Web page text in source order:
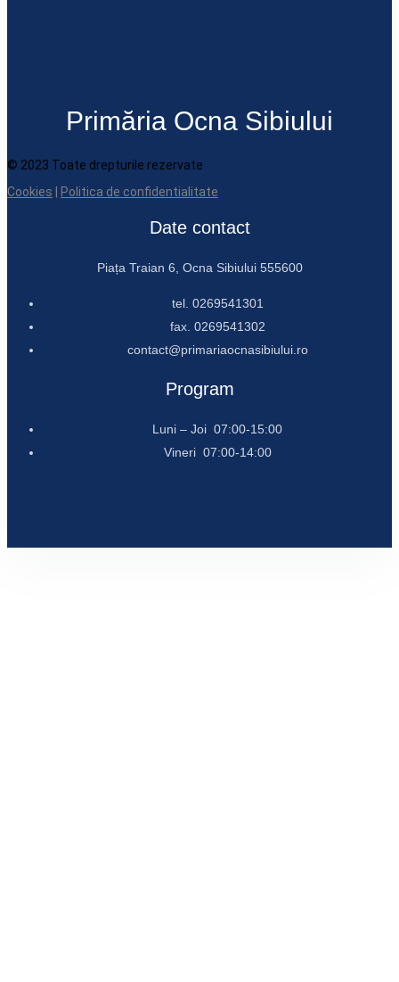
Primăria Ocna Sibiului
© 2023 Toate drepturile rezervate
Cookies
Politica de confidentialitate
Date contact
Piața Traian 6, Ocna Sibiului 555600
tel. 0269541301
fax. 0269541302
contact@primariaocnasibiului.ro
Program
Luni – Joi 07:00-15:00
Vineri 07:00-14:00